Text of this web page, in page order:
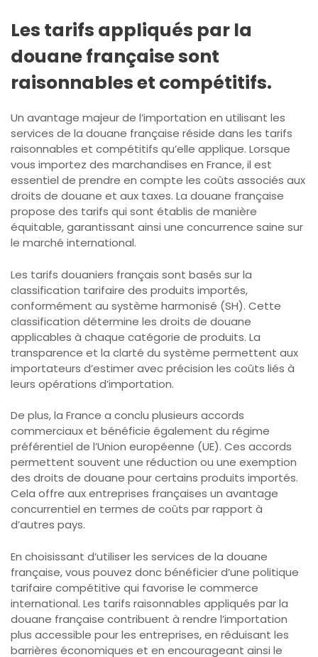
Les tarifs appliqués par la
douane française sont
raisonnables et compétitifs.
Un avantage majeur de l’importation en utilisant les
services de la douane française réside dans les tarifs
raisonnables et compétitifs qu’elle applique. Lorsque
vous importez des marchandises en France, il est
essentiel de prendre en compte les coûts associés aux
droits de douane et aux taxes. La douane française
propose des tarifs qui sont établis de manière
équitable, garantissant ainsi une concurrence saine sur
le marché international.
Les tarifs douaniers français sont basés sur la
classification tarifaire des produits importés,
conformément au système harmonisé (SH). Cette
classification détermine les droits de douane
applicables à chaque catégorie de produits. La
transparence et la clarté du système permettent aux
importateurs d’estimer avec précision les coûts liés à
leurs opérations d’importation.
De plus, la France a conclu plusieurs accords
commerciaux et bénéficie également du régime
préférentiel de l’Union européenne (UE). Ces accords
permettent souvent une réduction ou une exemption
des droits de douane pour certains produits importés.
Cela offre aux entreprises françaises un avantage
concurrentiel en termes de coûts par rapport à
d’autres pays.
En choisissant d’utiliser les services de la douane
française, vous pouvez donc bénéficier d’une politique
tarifaire compétitive qui favorise le commerce
international. Les tarifs raisonnables appliqués par la
douane française contribuent à rendre l’importation
plus accessible pour les entreprises, en réduisant les
barrières économiques et en encourageant ainsi le